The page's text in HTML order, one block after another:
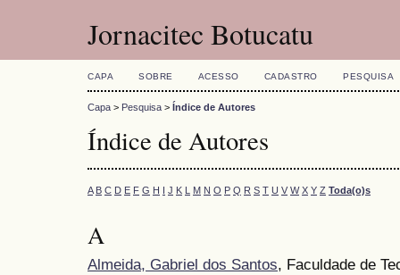
Jornacitec Botucatu
CAPA SOBRE ACESSO CADASTRO PESQUISA
Capa > Pesquisa > Índice de Autores
Índice de Autores
A B C D E F G H I J K L M N O P Q R S T U V W X Y Z Toda(o)s
A
Almeida, Gabriel dos Santos, Faculdade de